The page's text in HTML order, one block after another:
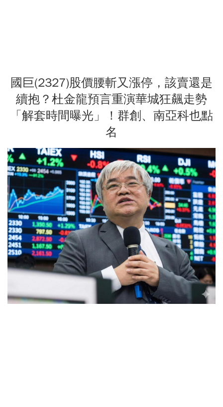
國巨(2327)股價腰斬又漲停，該賣還是
續抱？杜金龍預言重演華城狂飆走勢
「解套時間曝光」！群創、南亞科也點
名